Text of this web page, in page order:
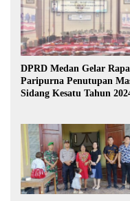
DPRD Medan Gelar
Paripurna Penutupan
Sidang Kesatu Tahun